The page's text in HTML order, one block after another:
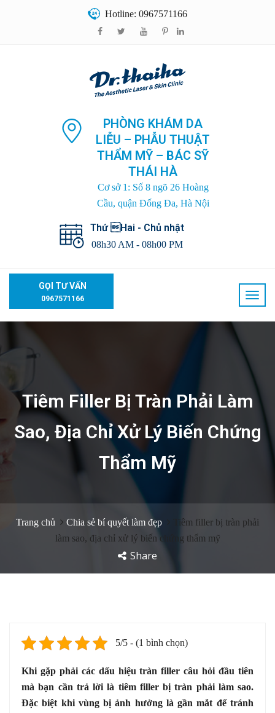
Hotline: 0967571166
PHÒNG KHÁM DA
LIỄU – PHẪU THUẬT
THẨM MỸ – BÁC SỸ
THÁI HÀ
Cơ sở 1: Số 8 ngõ 26 Hoàng
Cầu, quận Đống Đa, Hà Nội
Thứ Hai - Chủ nhật
08h30 AM - 08h00 PM
GỌI TƯ VẤN
0967571166
Tiêm Filler Bị Tràn Phải Làm
Sao, Địa Chỉ Xử Lý Biến Chứng
Thẩm Mỹ
Trang chủ Chia sẻ bí quyết làm đẹp
Tiêm filler bị tràn phải
làm sao, địa chỉ xử lý biến chứng thẩm mỹ
Share
5/5 - (1 bình chọn)
Khi gặp phải các dấu hiệu tràn filler câu hỏi đầu tiên
mà bạn cần trả lời là tiêm filler bị tràn phải làm sao.
Đặc biệt khi vùng bị ảnh hưởng là gần mắt để tránh